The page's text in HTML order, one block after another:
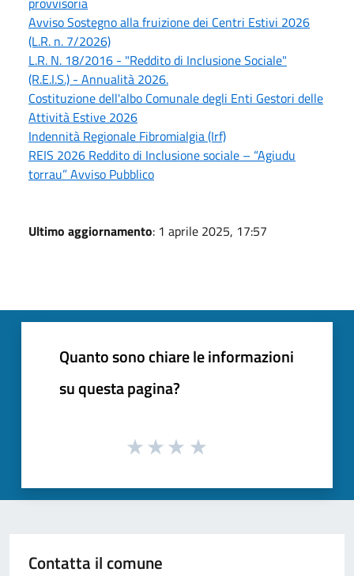
Avviso Sostegno alla fruizione dei Centri Estivi 2026
(L.R. n. 7/2026)
L.R. N. 18/2016 - "Reddito di Inclusione Sociale"
(R.E.I.S.) - Annualità 2026.
Costituzione dell'albo Comunale degli Enti Gestori delle
Attività Estive 2026
Indennità Regionale Fibromialgia (Irf)
REIS 2026 Reddito di Inclusione sociale – “Agiudu
torrau” Avviso Pubblico
Ultimo aggiornamento: 1 aprile 2025, 17:57
Quanto sono chiare le informazioni
su questa pagina?
Contatta il comune